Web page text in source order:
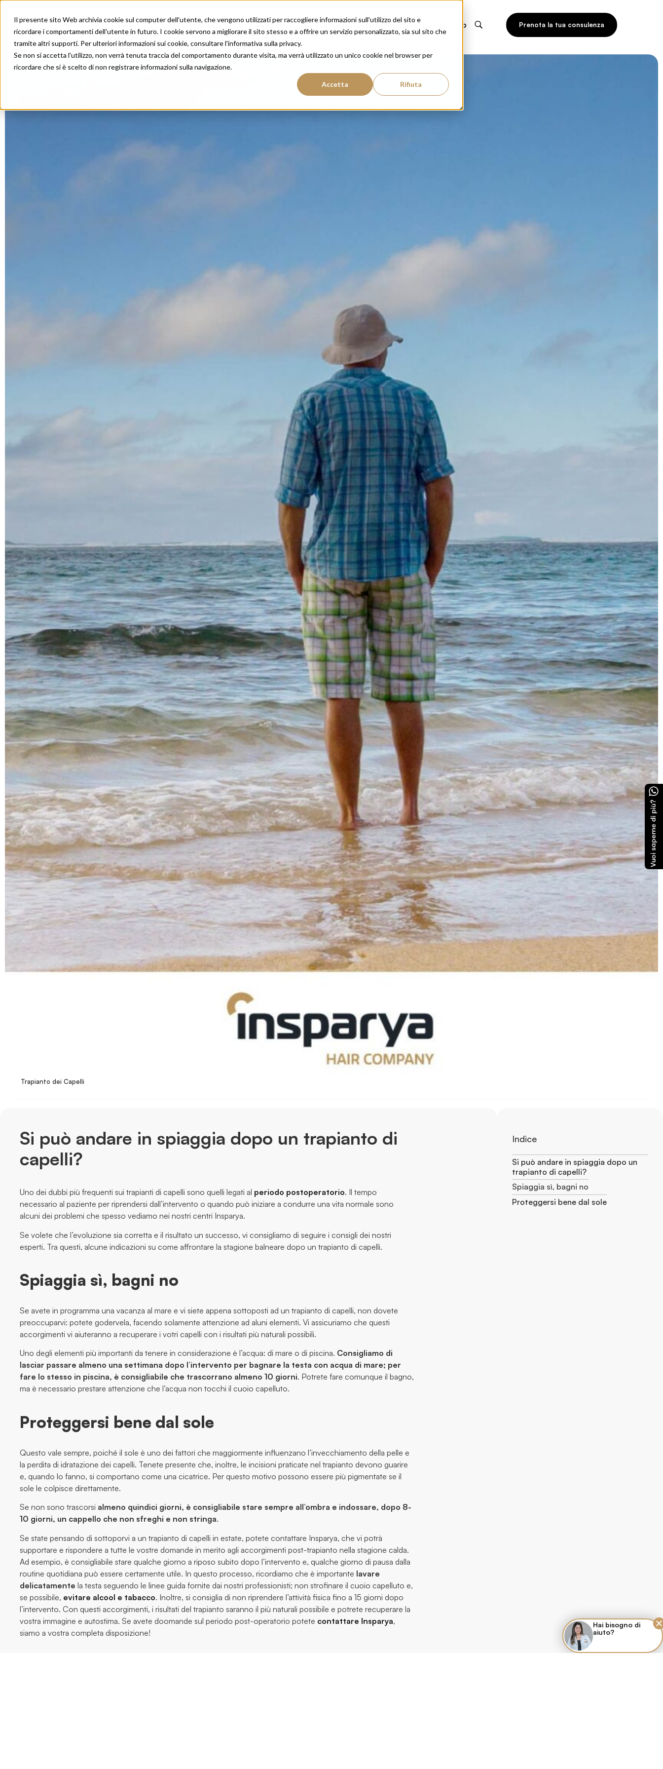
Il presente sito Web archivia cookie sul computer dell'utente, che vengono utilizzati per raccogliere informazioni sull'utilizzo del sito e
ricordare i comportamenti dell'utente in futuro. I cookie servono a migliorare il sito stesso e a offrire un servizio personalizzato, sia sul sito che
tramite altri supporti. Per ulteriori informazioni sui cookie, consultare l'informativa sulla privacy.
Se non si accetta l'utilizzo, non verrà tenuta traccia del comportamento durante visita, ma verrà utilizzato un unico cookie nel browser per
ricordare che si è scelto di non registrare informazioni sulla navigazione.
Accetta Rifiuta
Trapianti Trattamenti Risultati Perché Insparya Salute dei capelli Shop Prenota la tua consulenza
Trapianto dei Capelli
Si può andare in spiaggia dopo un trapianto di
capelli?
Uno dei dubbi più frequenti sui trapianti di capelli sono quelli legati al periodo postoperatorio. Il tempo
necessario al paziente per riprendersi dall’intervento o quando può iniziare a condurre una vita normale sono
alcuni dei problemi che spesso vediamo nei nostri centri Insparya.
Se volete che l’evoluzione sia corretta e il risultato un successo, vi consigliamo di seguire i consigli dei nostri
esperti. Tra questi, alcune indicazioni su come affrontare la stagione balneare dopo un trapianto di capelli.
Spiaggia sì, bagni no
Se avete in programma una vacanza al mare e vi siete appena sottoposti ad un trapianto di capelli, non dovete
preoccuparvi: potete godervela, facendo solamente attenzione ad aluni elementi. Vi assicuriamo che questi
accorgimenti vi aiuteranno a recuperare i votri capelli con i risultati più naturali possibili.
Uno degli elementi più importanti da tenere in considerazione è l’acqua: di mare o di piscina. Consigliamo di
lasciar passare almeno una settimana dopo l’intervento per bagnare la testa con acqua di mare; per
fare lo stesso in piscina, è consigliabile che trascorrano almeno 10 giorni. Potrete fare comunque il bagno,
ma è necessario prestare attenzione che l’acqua non tocchi il cuoio capelluto.
Proteggersi bene dal sole
Questo vale sempre, poiché il sole è uno dei fattori che maggiormente influenzano l’invecchiamento della pelle e
la perdita di idratazione dei capelli. Tenete presente che, inoltre, le incisioni praticate nel trapianto devono guarire
e, quando lo fanno, si comportano come una cicatrice. Per questo motivo possono essere più pigmentate se il
sole le colpisce direttamente.
Se non sono trascorsi almeno quindici giorni, è consigliabile stare sempre all’ombra e indossare, dopo 8-
10 giorni, un cappello che non sfreghi e non stringa.
Se state pensando di sottoporvi a un trapianto di capelli in estate, potete contattare Insparya, che vi potrà
supportare e rispondere a tutte le vostre domande in merito agli accorgimenti post-trapianto nella stagione calda.
Ad esempio, è consigliabile stare qualche giorno a riposo subito dopo l’intervento e, qualche giorno di pausa dalla
routine quotidiana può essere certamente utile. In questo processo, ricordiamo che è importante lavare
delicatamente la testa seguendo le linee guida fornite dai nostri professionisti; non strofinare il cuoio capelluto e,
se possibile, evitare alcool e tabacco. Inoltre, si consiglia di non riprendere l’attività fisica fino a 15 giorni dopo
l’intervento. Con questi accorgimenti, i risultati del trapianto saranno il più naturali possibile e potrete recuperare la
vostra immagine e autostima. Se avete doomande sul periodo post-operatorio potete contattare Insparya,
siamo a vostra completa disposizione!
Indice
Si può andare in spiaggia dopo un
trapianto di capelli?
Spiaggia sì, bagni no
Proteggersi bene dal sole
Hai bisogno di
aiuto?